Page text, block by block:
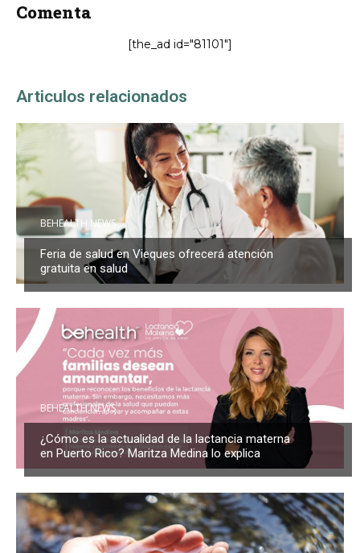
Comenta
[the_ad id="81101"]
Articulos relacionados
BEHEALTH NEWS
Feria de salud en Vieques ofrecerá atención
gratuita en salud
BEHEALTH NEWS
¿Cómo es la actualidad de la lactancia materna
en Puerto Rico? Maritza Medina lo explica